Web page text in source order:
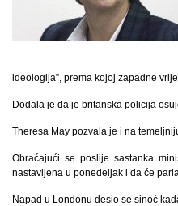
ideologija”, prema kojoj zapadne
Dodala je da je britanska policija
Theresa May pozvala je i na
Obraćajući se poslije sastanka
nastavljena u ponedeljak i da će
Napad u Londonu desio se sinoć